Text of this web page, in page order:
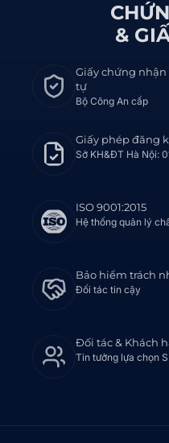
&
Giấy chứng
tự
Bộ Công An cấp
Giấy phép đăng
Sở KH&ĐT Hà Nội:
ISO 9001:2015
Hệ thống quản lý
Bảo hiểm trách
Đối tác tin cậy
Đối tác & Khách
Tin tưởng lựa chọn